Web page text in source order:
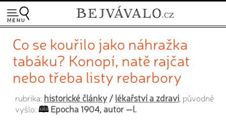
Co se kouřilo jako náhražka
tabáku? Konopí, natě rajčat
nebo třeba listy rebarbory
rubrika: historické články/lékařství a zdraví, původně
vyšlo:
Epocha 1904, autor —l.